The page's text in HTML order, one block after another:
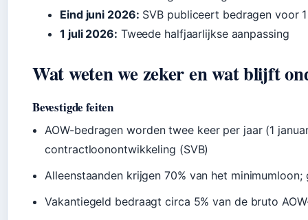
Eind juni 2026: SVB publiceert bedragen voor
1 juli 2026: Tweede halfjaarlijkse aanpassing
Wat weten we zeker en wat blijft
Bevestigde feiten
AOW-bedragen worden twee keer per jaar (1
contractloonontwikkeling (SVB)
Alleenstaanden krijgen 70% van het
Vakantiegeld bedraagt circa 5% van de bruto